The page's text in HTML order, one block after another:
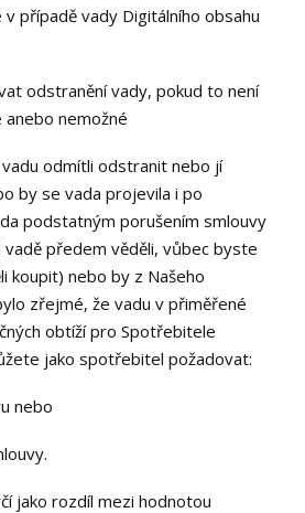
v případě vady Digitálního obsahu
odstranění vady, pokud to není
anebo nemožné
odmítli odstranit nebo jí
by se vada projevila i po
podstatným porušením smlouvy
předem věděli, vůbec byste
koupit) nebo by z Našeho
zřejmé, že vadu v přiměřené
obtíží pro Spotřebitele
jako spotřebitel požadovat:
nebo
jako rozdíl mezi hodnotou